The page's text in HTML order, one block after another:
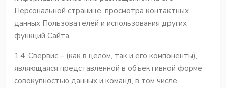
Персональной странице, просмотра контактных
данных Пользователей и использования других
функций Сайта.
1.4. Свервис – (как в целом, так и его компоненты),
являющаяся представленной в объективной форме
совокупностью данных и команд, в том числе